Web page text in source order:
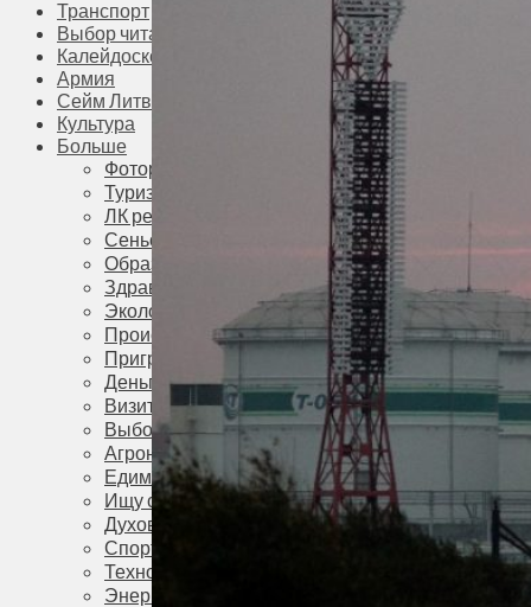
Транспорт
Выбор читателей
Калейдоскоп
Армия
Сейм Литвы
Культура
Больше
Фоторепортаж
Туризм
ЛК рекомендует
Сеньорам
Образование
Здравоохранение
Экология
Происшествия
Приграничье
Деньги
Визиты
Выборы
Агроновости
Едим дома
Ищу семью
Духовное пространство
Спорт
Технологии
Энергетика